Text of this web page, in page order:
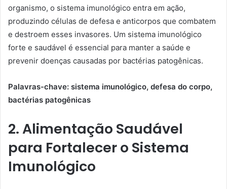
organismo, o sistema imunológico entra em ação,
produzindo células de defesa e anticorpos que combatem
e destroem esses invasores. Um sistema imunológico
forte e saudável é essencial para manter a saúde e
prevenir doenças causadas por bactérias patogênicas.
Palavras-chave: sistema imunológico, defesa do corpo,
bactérias patogênicas
2. Alimentação Saudável
para Fortalecer o Sistema
Imunológico